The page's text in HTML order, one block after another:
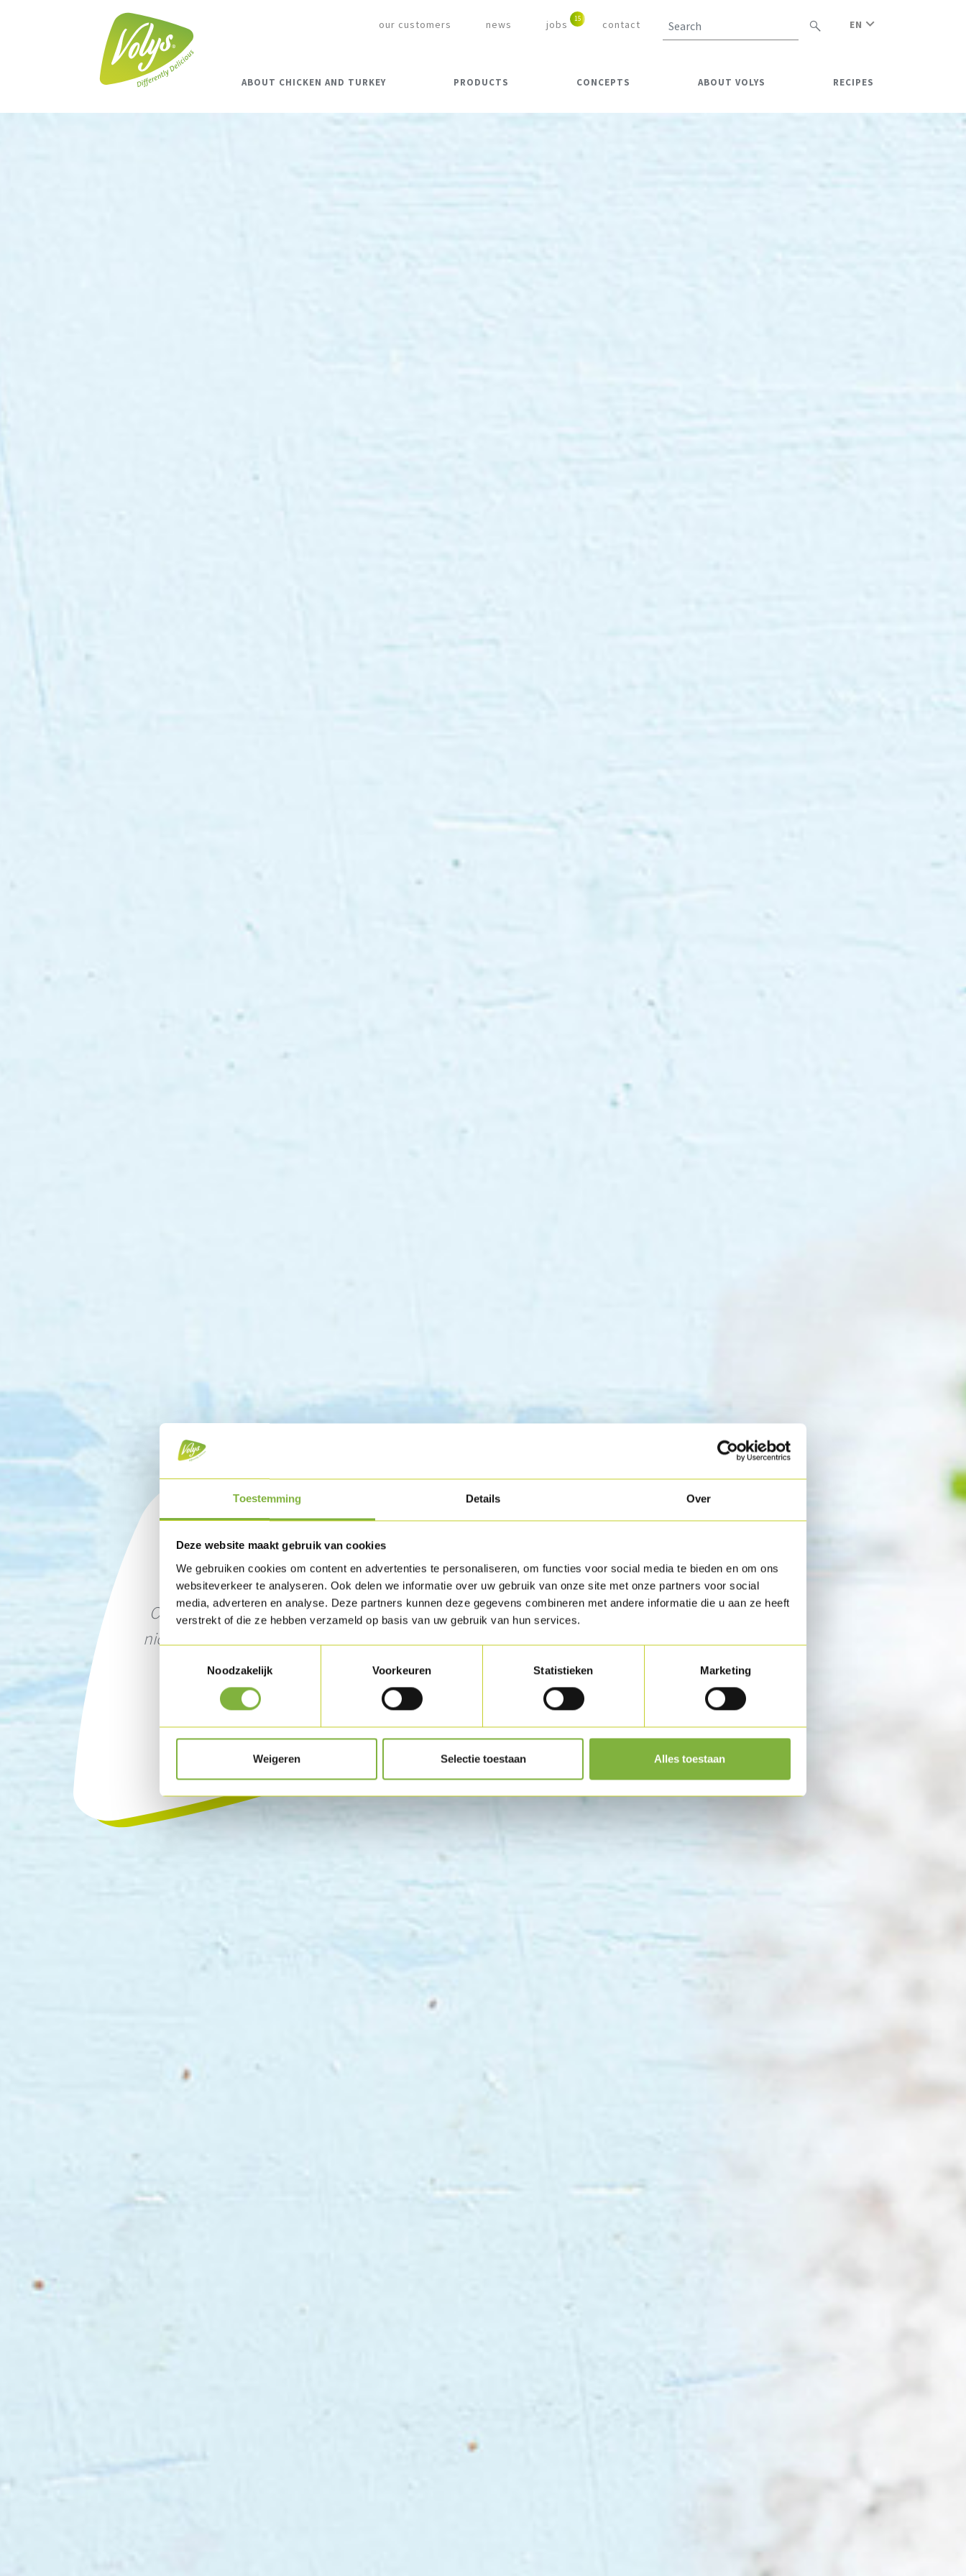
Toestemming Details Over
Deze website maakt gebruik van cookies
We gebruiken cookies om content en advertenties te personaliseren, om functies voor social media te bieden en om ons
websiteverkeer te analyseren. Ook delen we informatie over uw gebruik van onze site met onze partners voor social
media, adverteren en analyse. Deze partners kunnen deze gegevens combineren met andere informatie die u aan ze heeft
verstrekt of die ze hebben verzameld op basis van uw gebruik van hun services.
Noodzakelijk
Voorkeuren Statistieken Marketing
Weigeren Selectie toestaan Alles toestaan
our customers news jobs contact EN
ABOUT CHICKEN AND TURKEY PRODUCTS CONCEPTS ABOUT VOLYS RECIPES
Volys inspires
Our chicken and turkey products too. They are
nice and versatile, wonderfully easy, high-quality
and just a bit different.